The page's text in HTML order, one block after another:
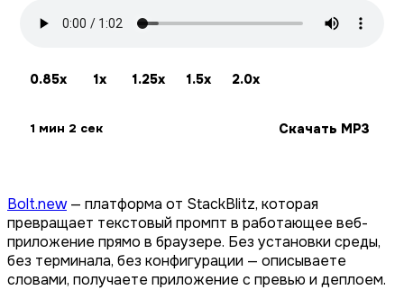
0.85x 1x 1.25x 1.5x 2.0x
1 мин 2 сек Скачать MP3
Bolt.new— платформа от StackBlitz, которая
превращает текстовый промпт в работающее веб-
приложение прямо в браузере. Без установки среды,
без терминала, без конфигурации — описываете
словами, получаете приложение с превью и деплоем.